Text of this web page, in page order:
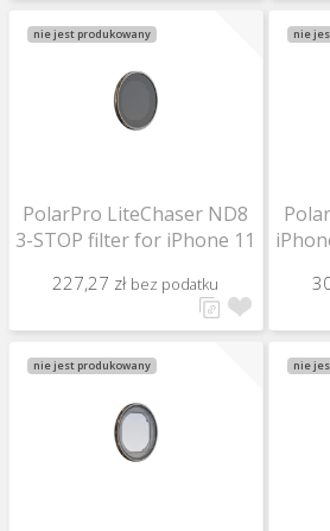
nie jest produkowany
PolarPro LiteChaser ND8
3-STOP filter for iPhone 11
227,27 zł bez podatku
nie
nie jest produkowany nie